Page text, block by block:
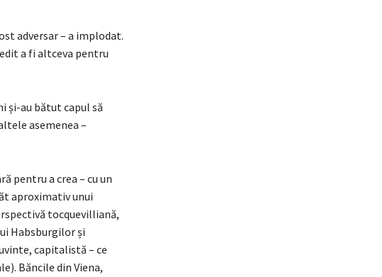
adversar – a implodat.
a fi altceva pentru
și-au bătut capul să
asemenea –
pentru a crea – cu un
aproximativ unui
tocquevilliană,
Habsburgilor și
capitalistă – ce
Băncile din Viena,